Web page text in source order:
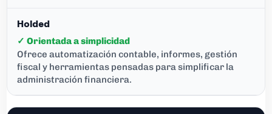
✓ Orientada a simplicidad
Ofrece automatización contable, informes, gestión
fiscal y herramientas pensadas para simplificar la
administración financiera.